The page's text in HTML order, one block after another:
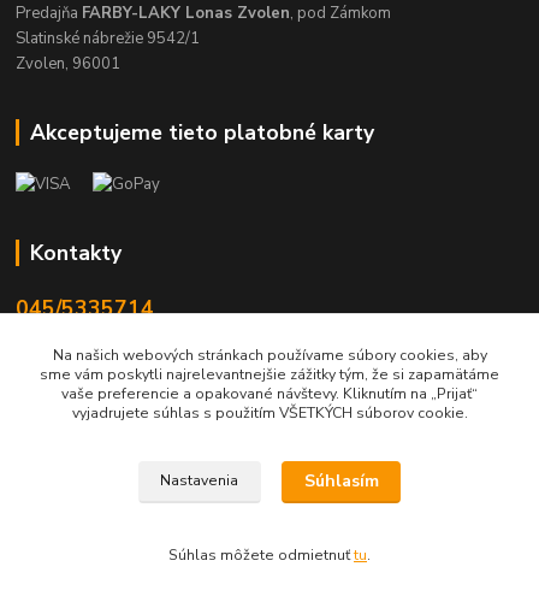
Predajňa FARBY-LAKY Lonas Zvolen, pod Zámkom
Slatinské nábrežie 9542/1
Zvolen, 96001
Akceptujeme tieto platobné karty
Kontakty
045/5335714
info@lonas.sk
© 2024 Lonas s. r. o., farby-laky Zvolen
Na našich webových stránkach používame súbory cookies, aby
sme vám poskytli najrelevantnejšie zážitky tým, že si zapamätáme
vaše preferencie a opakované návštevy. Kliknutím na „Prijať“
vyjadrujete súhlas s použitím VŠETKÝCH súborov cookie.
Nastavenia Súhlasím
Súhlas môžete odmietnuťtu.